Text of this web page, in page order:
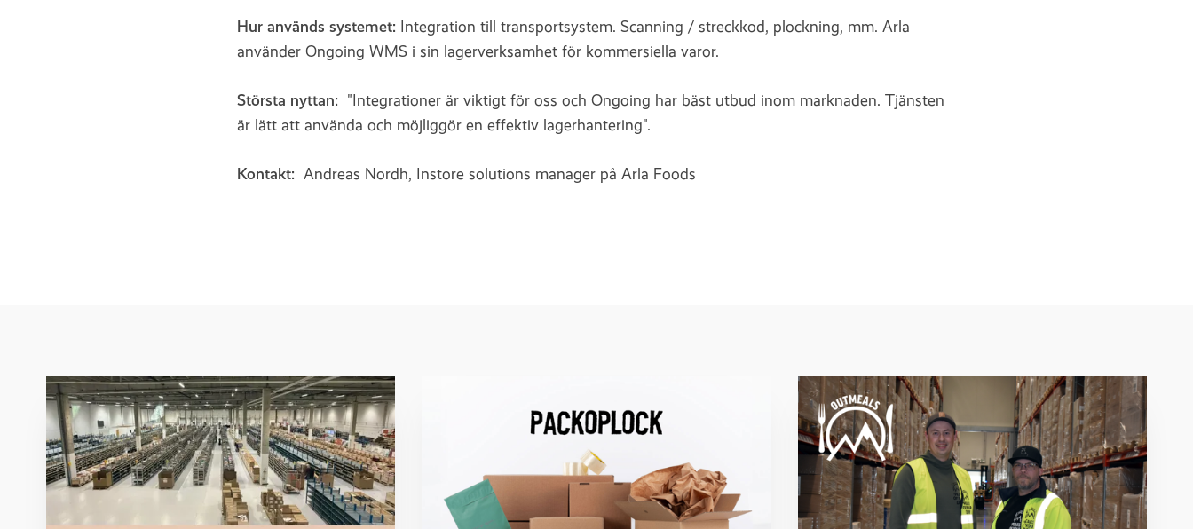
Hur används systemet: Integration till transportsystem. Scanning / streckkod, plockning, mm. Arla
använder Ongoing WMS i sin lagerverksamhet för kommersiella varor.
Största nyttan: "Integrationer är viktigt för oss och Ongoing har bäst utbud inom marknaden. Tjänsten
är lätt att använda och möjliggör en effektiv lagerhantering".
Kontakt: Andreas Nordh, Instore solutions manager på Arla Foods